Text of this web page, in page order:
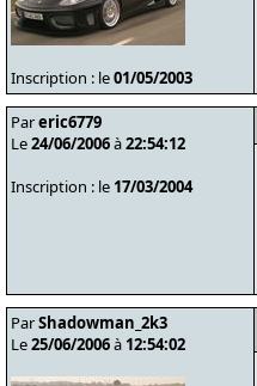
Inscription : le01/05/2003
Pareric6779
Le24/06/2006à22:54:12
Inscription : le 17/03/2004
ParShadowman_2k3
Le25/06/2006à 12:54:02